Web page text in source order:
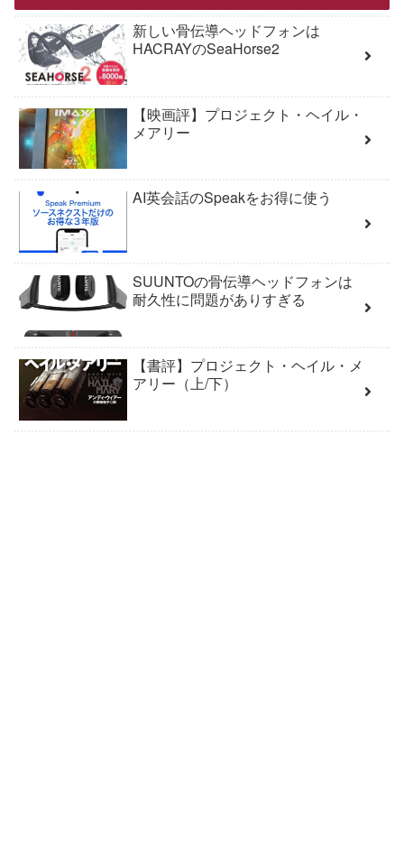
新しい骨伝導ヘッドフォンは
HACRAYのSeaHorse2
【映画評】プロジェクト・ヘイル・
メアリー
AI英会話のSpeakをお得に使う
SUUNTOの骨伝導ヘッドフォンは
耐久性に問題がありすぎる
【書評】プロジェクト・ヘイル・メ
アリー（上/下）